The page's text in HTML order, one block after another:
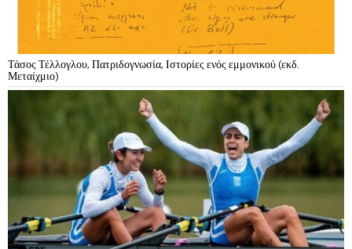
Τάσος Τέλλογλου, Πατριδογνωσία, Ιστορίες ενός εμμονικού (εκδ.
Μεταίχμιο)